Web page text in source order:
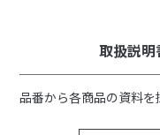
取扱説
品番から各商品の資料を